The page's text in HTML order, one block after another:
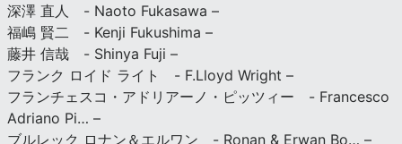
深澤 直人 - Naoto Fukasawa –
福嶋 賢二 - Kenji Fukushima –
藤井 信哉 - Shinya Fuji –
フランク ロイド ライト - F.Lloyd Wright –
フランチェスコ・アドリアーノ・ピッツィー - Francesco
Adriano Pi… –
ブルレック ロナン＆エルワン - Ronan & Erwan Bo… –